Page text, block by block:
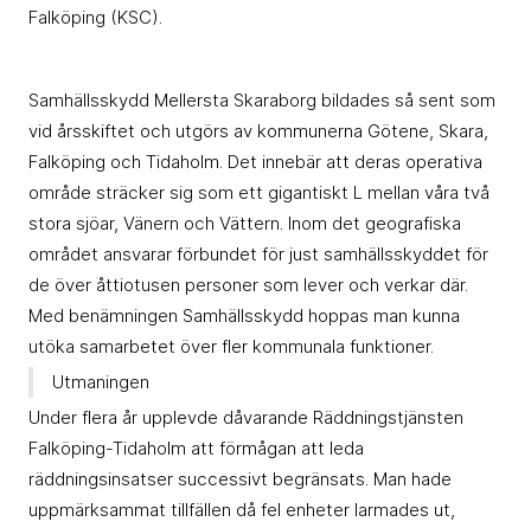
Falköping (KSC).
Samhällsskydd Mellersta Skaraborg bildades så sent som
vid årsskiftet och utgörs av kommunerna Götene, Skara,
Falköping och Tidaholm. Det innebär att deras operativa
område sträcker sig som ett gigantiskt L mellan våra två
stora sjöar, Vänern och Vättern. Inom det geografiska
området ansvarar förbundet för just samhällsskyddet för
de över åttiotusen personer som lever och verkar där.
Med benämningen Samhällsskydd hoppas man kunna
utöka samarbetet över fler kommunala funktioner.
Utmaningen
Under flera år upplevde dåvarande Räddningstjänsten
Falköping-Tidaholm att förmågan att leda
räddningsinsatser successivt begränsats. Man hade
uppmärksammat tillfällen då fel enheter larmades ut,